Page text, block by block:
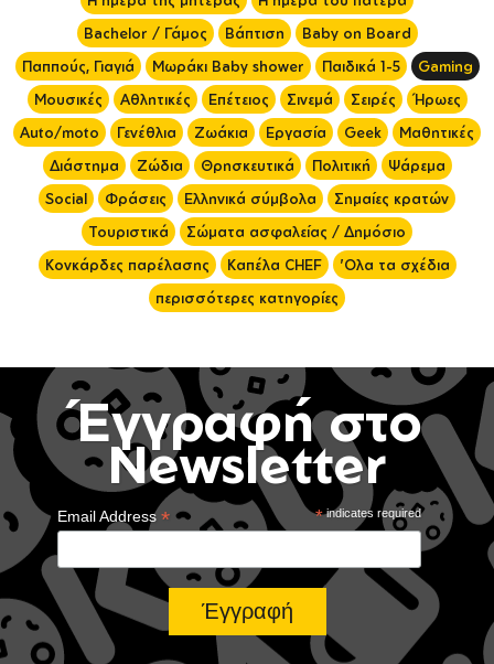
Bachelor / Γάμος
Βάπτιση
Baby on Board
Παππούς, Γιαγιά
Μωράκι Baby shower Παιδικά 1-5
Gaming
Μουσικές
Αθλητικές Επέτειος Σινεμά Σειρές
Ήρωες
Auto/moto
Γενέθλια Ζωάκια Εργασία Geek
Μαθητικές
Διάστημα
Ζώδια Θρησκευτικά Πολιτική
Ψάρεμα
Social
Φράσεις Ελληνικά σύμβολα
Σημαίες κρατών
Τουριστικά
Σώματα ασφαλείας / Δημόσιο
Κονκάρδες παρέλασης
Καπέλα CHEF
'Ολα τα σχέδια
περισσότερες κατηγορίες
Έγγραφή στο
Newsletter
*indicates required
Email Address*